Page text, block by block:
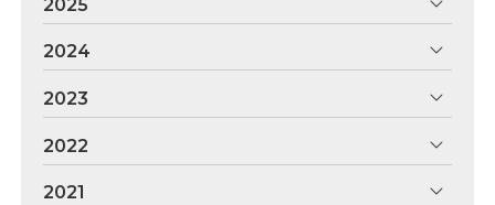
2025
2024
2023
2022
2021